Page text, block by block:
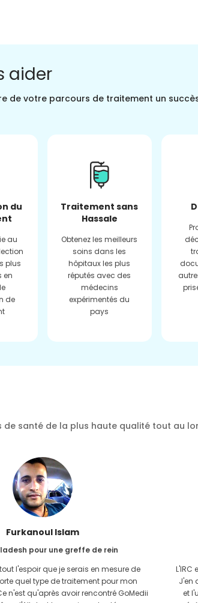
aider
de votre parcours de traitement un
du
au
plus
en
de
Traitement sans
Hassale
Obtenez les meilleurs
soins dans les
hôpitaux les plus
réputés avec des
médecins
expérimentés du
pays
santé de la plus haute qualité tout au
Furkanoul Islam
pour une greffe de rein
l'espoir que je serais en mesure de
quel type de traitement pour mon
n'est qu'après avoir rencontré GoMedii
L'IRC
J'en
et